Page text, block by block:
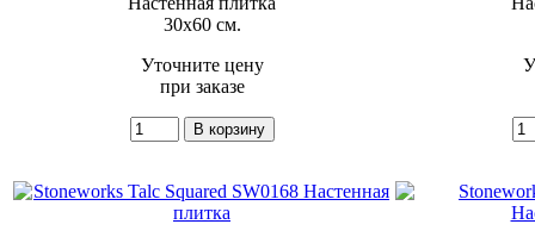
30x60 см.
Уточните цену
при заказе